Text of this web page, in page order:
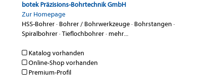
botek Präzisions-Bohrtechnik GmbH
Zur Homepage
HSS-Bohrer· Bohrer / Bohrwerkzeuge· Bohrstangen ·
Spiralbohrer·Tieflochbohrer· mehr...
Katalog vorhanden
Online-Shop vorhanden
Premium-Profil